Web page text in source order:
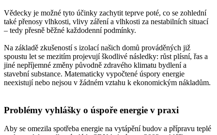
Vědecky je možné tyto účinky zachytit teprve poté, co se zohlední
také přenosy vlhkosti, vlivy záření a vlhkosti za nestabilních situací
– tedy přesně běžné každodenní podmínky.
Na základě zkušeností s izolací našich domů prováděných již
spoustu let se mezitím projevují škodlivé následky: růst plísní, řas a
jiné nepříjemné změny původně zdravého klimatu bydlení a
stavební substance. Matematicky vypočtené úspory energie
neexistují nebo nejsou v žádném vztahu k ekonomickým nákladům.
Problémy vyhlášky o úspoře energie v praxi
Aby se omezila spotřeba energie na vytápění budov a přípravu teplé